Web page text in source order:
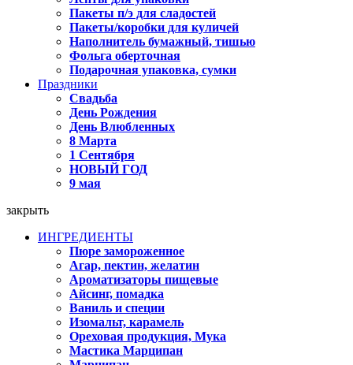
Пакеты п/э для сладостей
Пакеты/коробки для куличей
Наполнитель бумажный, тишью
Фольга оберточная
Подарочная упаковка, сумки
Праздники
Свадьба
День Рождения
День Влюбленных
8 Марта
1 Сентября
НОВЫЙ ГОД
9 мая
закрыть
ИНГРЕДИЕНТЫ
Пюре замороженное
Агар, пектин, желатин
Ароматизаторы пищевые
Айсинг, помадка
Ваниль и специи
Изомальт, карамель
Ореховая продукция, Мука
Мастика Марципан